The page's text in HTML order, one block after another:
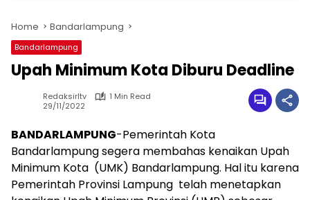
Home Bandarlampung
Bandarlampung
Upah Minimum Kota Diburu Deadline
Redaksirltv
1 Min Read
29/11/2022
BANDARLAMPUNG-Pemerintah Kota
Bandarlampung segera membahas kenaikan Upah
Minimum Kota (UMK) Bandarlampung. Hal itu karena
Pemerintah Provinsi Lampung telah menetapkan